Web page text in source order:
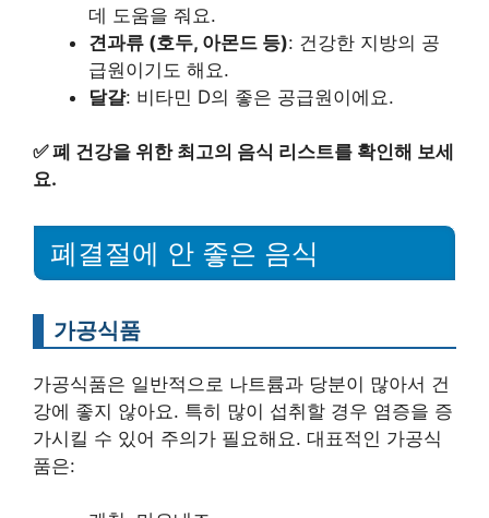
데 도움을 줘요.
견과류 (호두, 아몬드 등): 건강한 지방의 공
급원이기도 해요.
달걀: 비타민 D의 좋은 공급원이에요.
✅폐 건강을 위한 최고의 음식 리스트를 확인해 보세
요.
폐결절에 안 좋은 음식
가공식품
가공식품은 일반적으로 나트륨과 당분이 많아서 건
강에 좋지 않아요. 특히 많이 섭취할 경우 염증을 증
가시킬 수 있어 주의가 필요해요. 대표적인 가공식
품은: